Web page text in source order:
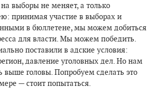
выборы не меняет, а только
принимая участие в выборах и
в бюллетене, мы можем добиться
для власти. Мы можем победить.
поставили в адские условия:
давление уголовных дел. Но нам
выше головы. Попробуем сделать это
— стоит попытаться.